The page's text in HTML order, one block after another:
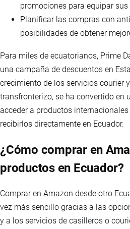
promociones para equipar sus
Planificar las compras con
posibilidades de obtener
Para miles de ecuatorianos, Prime
una campaña de descuentos en
crecimiento de los servicios courier
transfronterizo, se ha convertido en
acceder a productos
recibirlos directamente en Ecuador.
¿Cómo comprar en
productos en Ecuador?
Comprar en Amazon desde otro
vez más sencillo gracias a las
y a los servicios de casilleros o